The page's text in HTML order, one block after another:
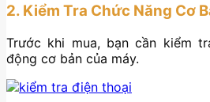
2. Kiểm Tra Chức Năng Cơ
Trước khi mua, bạn cần kiểm
động cơ bản của máy.